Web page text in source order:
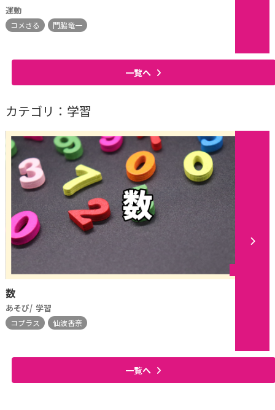
運動
コメさる 門脇竜一
一覧へ
カテゴリ：学習
数
あそび 学習
コプラス 仙波香奈
一覧へ